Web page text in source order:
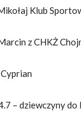
Klub
z CHKŻ
– dziewczyny do